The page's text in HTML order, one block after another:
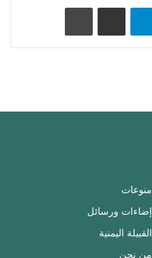
تيلقرام
منوعات
إضاءات ورسائل
القبيلة اليمنية
من نحن